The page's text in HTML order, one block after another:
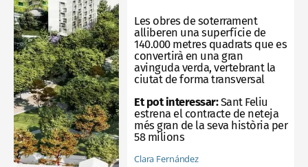
Les obres de soterrament
alliberen una superfície de
140.000 metres quadrats que es
convertirà en una gran
avinguda verda, vertebrant la
ciutat de forma transversal
Et pot interessar: Sant Feliu
estrena el contracte de neteja
més gran de la seva història per
58 milions
Clara Fernández